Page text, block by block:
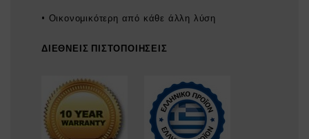
• Οικονομικότερη από κάθε άλλη λύση
ΔΙΕΘΝΕΙΣ ΠΙΣΤΟΠΟΙΗΣΕΙΣ